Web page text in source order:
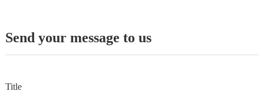
12/12 Pro/12 Pro Max/12 mini iPhone SE（第3世代/第2世代/第1世代）
ファイル管理
Send your message to us
Title